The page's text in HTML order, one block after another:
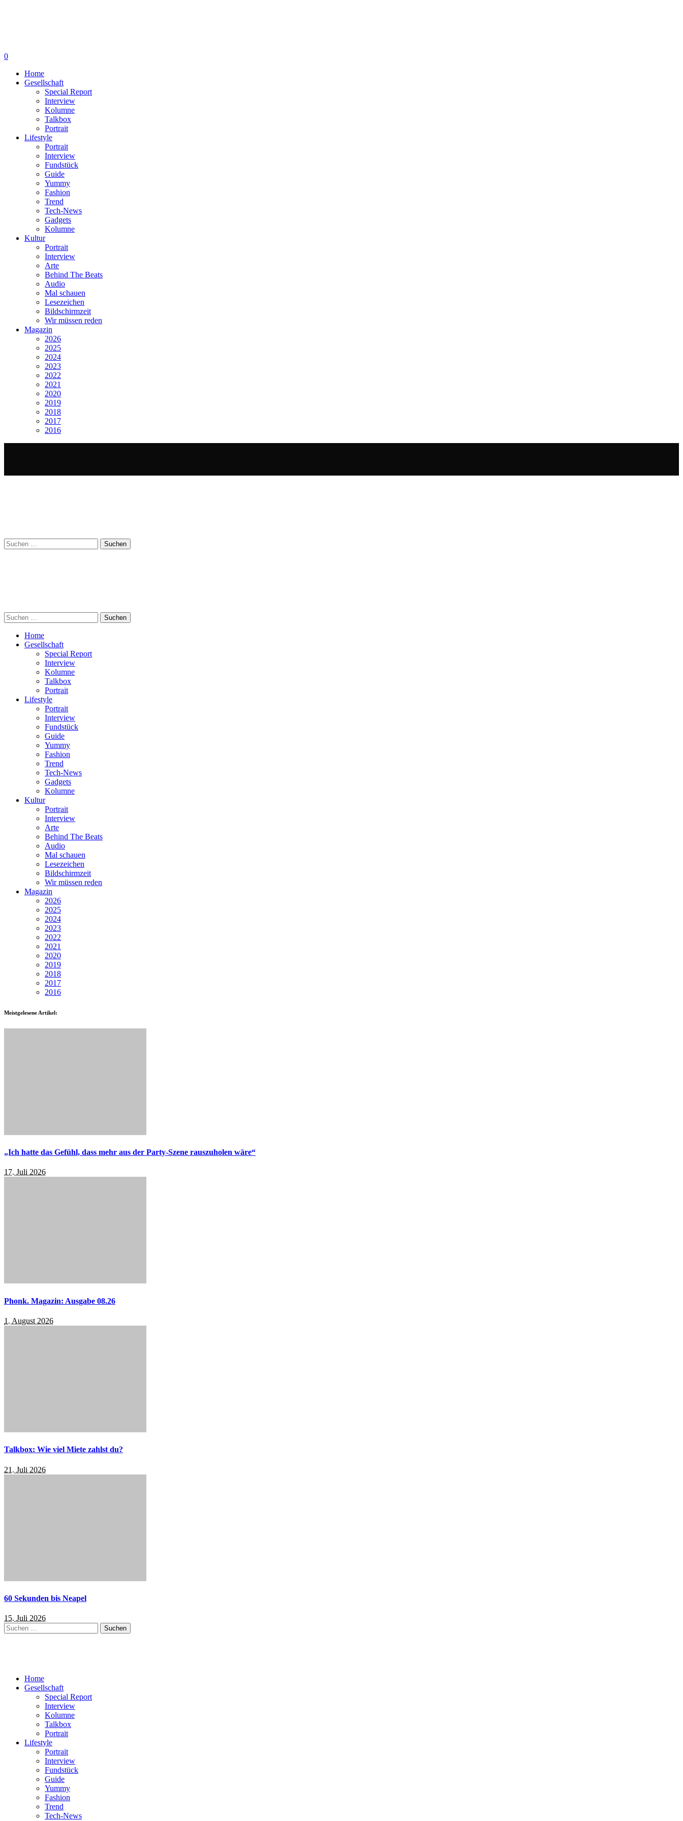
0
Home
Gesellschaft
Special Report
Interview
Kolumne
Talkbox
Portrait
Lifestyle
Portrait
Interview
Fundstück
Guide
Yummy
Fashion
Trend
Tech-News
Gadgets
Kolumne
Kultur
Portrait
Interview
Arte
Behind The Beats
Audio
Mal schauen
Lesezeichen
Bildschirmzeit
Wir müssen reden
Magazin
2026
2025
2024
2023
2022
2021
2020
2019
2018
2017
2016
Suchen
nach:
Suchen
nach:
Home
Gesellschaft
Special Report
Interview
Kolumne
Talkbox
Portrait
Lifestyle
Portrait
Interview
Fundstück
Guide
Yummy
Fashion
Trend
Tech-News
Gadgets
Kolumne
Kultur
Portrait
Interview
Arte
Behind The Beats
Audio
Mal schauen
Lesezeichen
Bildschirmzeit
Wir müssen reden
Magazin
2026
2025
2024
2023
2022
2021
2020
2019
2018
2017
2016
Meistgelesene Artikel:
„Ich hatte das Gefühl, dass mehr aus der Party-Szene rauszuholen wäre“
17. Juli 2026
Phonk. Magazin: Ausgabe 08.26
1. August 2026
Talkbox: Wie viel Miete zahlst du?
21. Juli 2026
60 Sekunden bis Neapel
15. Juli 2026
Suchen
nach:
Home
Gesellschaft
Special Report
Interview
Kolumne
Talkbox
Portrait
Lifestyle
Portrait
Interview
Fundstück
Guide
Yummy
Fashion
Trend
Tech-News